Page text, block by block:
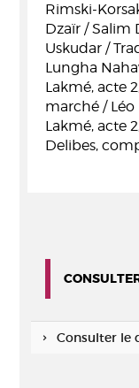
Rimski-
Dzaïr / Salim
Uskudar /
Lungha
Lakmé, acte
marché /
Lakmé, acte
Delibes,
Consulter le